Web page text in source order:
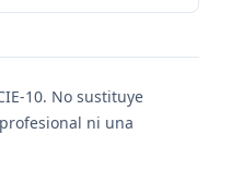
10. No sustituye
ni una